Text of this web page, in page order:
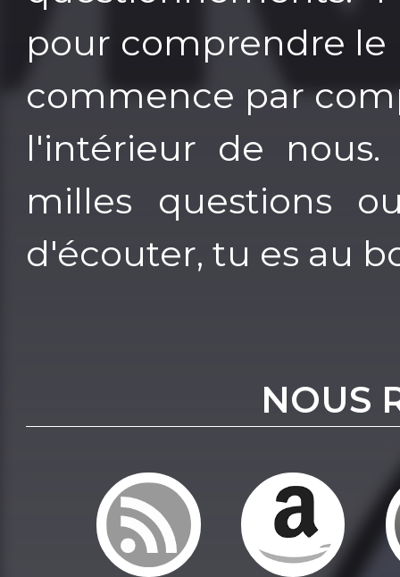
pour comprendre
commence par
l'intérieur de
milles questions
d'écouter, tu es au
NOUS